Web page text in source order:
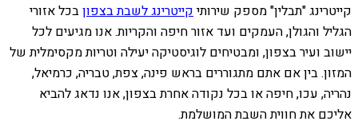
קייטרינג "תבלין" מספק שירותיקייטרינג לשבת בצפוןבכל אזורי
הגליל והגולן, העמקים ועד אזור חיפה והקריות. אנו מגיעים לכל
יישוב ועיר בצפון, ומבטיחים לוגיסטיקה יעילה וטריות מקסימלית של
המזון. בין אם אתם מתגוררים בראש פינה, צפת, טבריה, כרמיאל,
נהריה, עכו, חיפה או בכל נקודה אחרת בצפון, אנו נדאג להביא
אליכם את חווית השבת המושלמת.